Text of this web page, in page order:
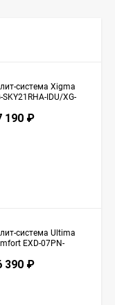
AN70HN (комплект)
блока: RC-AN70HN/IN
RC-AN70HN/OUT
система Xigma
SKY21RHA-IDU/XG-
190 ₽
система Ultima
EXD-07PN-
390 ₽